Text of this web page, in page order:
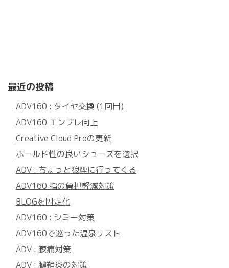
最近の投稿
ADV160 : タイヤ交換 (1回目)
ADV160 エンブレ向上
Creative Cloud Proの更新
ホールド性の良いシューズを選択
ADV : ちょっと狼煙に行ってくる
ADV160 指の負担軽減対策
BLOGを固定化
ADV160 : シミー対策
ADV160で巡った温泉リスト
ADV : 腰痛対策
ADV : 腱鞘炎の対策